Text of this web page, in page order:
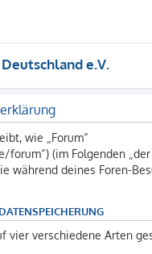
e.V.
wie „Forum“
forum“) (im Folgenden
während deines Foren-
vier verschiedene Arten